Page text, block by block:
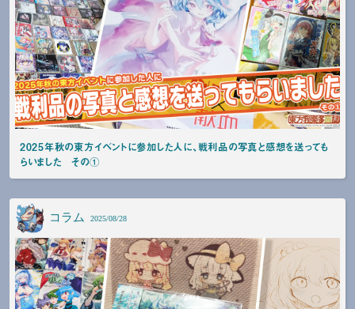
2025年秋の東方イベントに参加した人に、戦利品の写真と感想を送っても
らいました その①
コラム 2025/08/28